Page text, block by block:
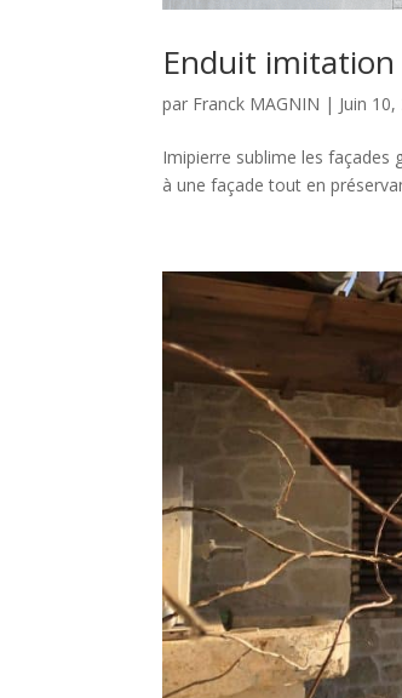
Enduit
par Franck MAGNIN | Juin 10,
Imipierre sublime les façades
à une façade tout en